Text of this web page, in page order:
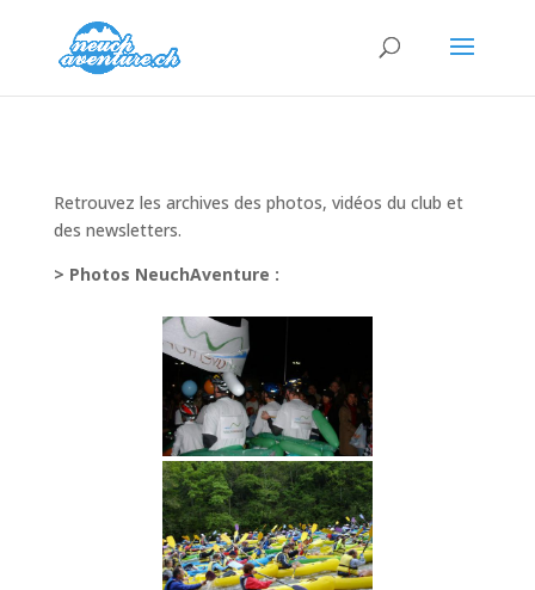
Retrouvez les archives des photos, vidéos du club et
des newsletters.
> Photos NeuchAventure :